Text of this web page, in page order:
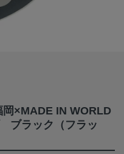
岡×MADE IN WORLD
ブラック（フラッ